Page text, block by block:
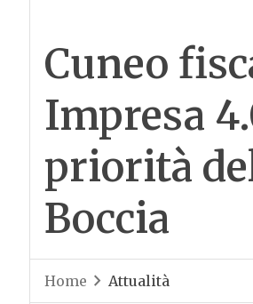
Cuneo
Impresa
priorità
Boccia
Home Attualità